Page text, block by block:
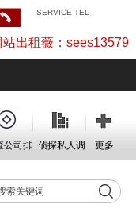
SERVICE TEL
站出租薇：sees13579
公司排 侦探私人调 更多